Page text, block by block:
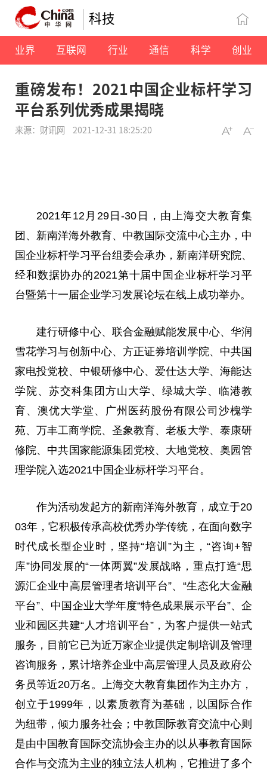
科技
业界 互联网 行业 通信 科学 创业
重磅发布！2021中国企业标杆学习
平台系列优秀成果揭晓
来源：财讯网 2021-12-31 18:25:20
2021年12月29日-30日，由上海交大教育集
团、新南洋海外教育、中教国际交流中心主办，中
国企业标杆学习 平台组委会承办，新南洋研究院、
经和数据协办的2021第十届中国企业标杆学习平
台暨第十一届企业学习 发展论坛在线上成功举办。
建行研修中心、联合金融赋能发展中心、华润
雪花学习与创新中心、方正证券培训学院、 中共国
家电投党校、中银研修中心、爱仕达大学、海能达
学院、苏交科集团方山大学、绿城大学、临港教
育、澳优大学堂、广州医药股份有限公司沙槐学
苑、万丰工商学院、圣象教育、老板大学、泰康研
修院、 中共国家能源集团党校、大地党校、奥园管
理学院入选2021中国企业标杆学习平台。
作为活动发起方的新南洋海外教育，成立于20
03年，它积极传承高校优秀办学传统，在面向数字
时代成长型企业时，坚持“培训”为主，“咨询+智
库”协同发展的“一体两翼”发展战略，重点打造“思
源汇企业中高层管理者培训平台”、“生态化大金融
平台”、中国企业大学年度“特色成果展示平台”、企
业和园区共建“人才培训 平台”，为客户提供一站式
服务，目前它已为近万家企业提供定制培训及管理
咨询服务，累计培养企业中高层管理人员及政府公
务员等近20万名。上海交大教育集团作为主办方，
创立于1999年，以素质教育为基础，以国际合作
为纽带，倾力服务社会；中教国际教育交流中心则
是由中国教育国际交流协会主办的以从事教育国际
合作与交流为主业的独立法人机构，它推进了多个